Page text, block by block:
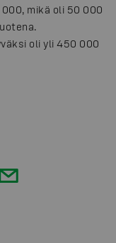
mikä oli 50 000
oli yli 450 000